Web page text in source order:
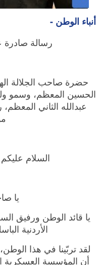
أنباء الوطن -
رسالة
حضرة صاحب الجلالة
الحسين المعظم، وسمو
عبدالله الثاني
السلام
يا
يا قائد الوطن ورفيق
الأردنية
لقد تربّينا في هذا
أن المؤسسة العسكرية